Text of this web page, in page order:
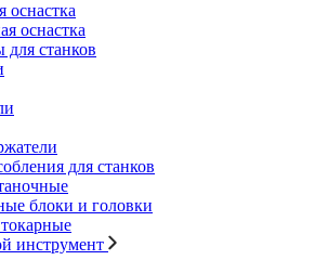
оснастка
оснастка
станков
для станков
блоки и головки
инструмент